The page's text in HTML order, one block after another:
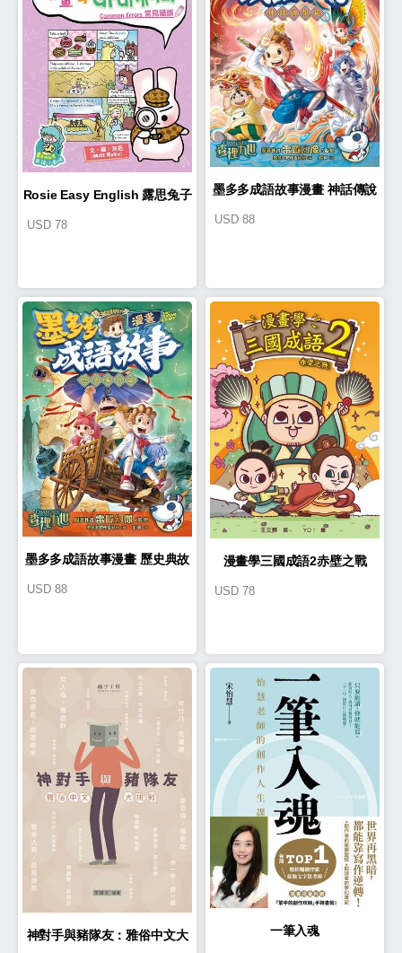
Rosie Easy English 露思兔子
Errors常見錯誤）
USD 78
墨多多成語故事漫畫 神話傳說
USD 88
墨多多成語故事漫畫 歷史典故
USD 88
漫畫學三國成語2赤壁之戰
USD 78
神對手與豬隊友：雅俗中文大 一筆入魂